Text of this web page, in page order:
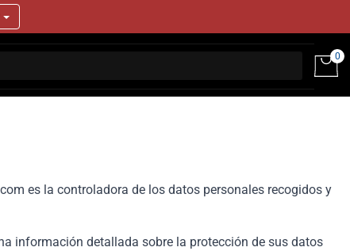
0
es la controladora de los datos personales recogidos y
información detallada sobre la protección de sus datos